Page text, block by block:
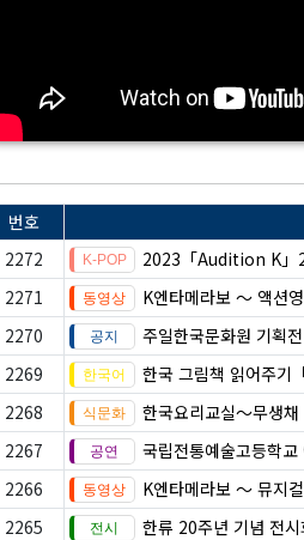
번호
2272
2023「Audition K」
2271
K엔타메라보 ～ 액션
2270
주일한국문화원 기획
2269
한국 그림책 읽어주기
2268
한국요리교실〜무생채
2267
국립전통예술고등학
2266
K엔타메라보 ～ 뮤지
2265
한류 20주년 기념 전시